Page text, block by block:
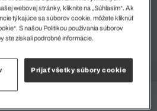
webovej stránky, kliknite na „Súhlasím“. Ak
týkajúce sa súborov cookie, môžete kliknúť
S našou Politikou používania súborov
ste získali podrobné informácie.
Prijať všetky súbory cookie